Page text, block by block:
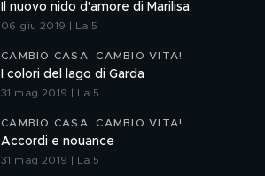
Il nuovo nido d'amore di Marilisa
06 giu 2019 | La 5
CAMBIO CASA, CAMBIO VITA!
I colori del lago di Garda
31 mag 2019 | La 5
CAMBIO CASA, CAMBIO VITA!
Accordi e nouance
31 mag 2019 | La 5